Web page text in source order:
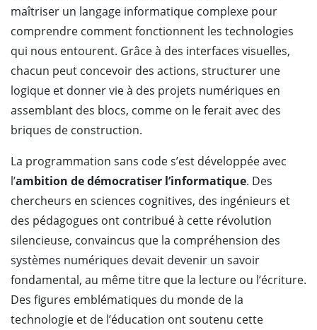
maîtriser un langage informatique complexe pour
comprendre comment fonctionnent les technologies
qui nous entourent. Grâce à des interfaces visuelles,
chacun peut concevoir des actions, structurer une
logique et donner vie à des projets numériques en
assemblant des blocs, comme on le ferait avec des
briques de construction.
La programmation sans code s’est développée avec
l’ambition de démocratiser l’informatique. Des
chercheurs en sciences cognitives, des ingénieurs et
des pédagogues ont contribué à cette révolution
silencieuse, convaincus que la compréhension des
systèmes numériques devait devenir un savoir
fondamental, au même titre que la lecture ou l’écriture.
Des figures emblématiques du monde de la
technologie et de l’éducation ont soutenu cette